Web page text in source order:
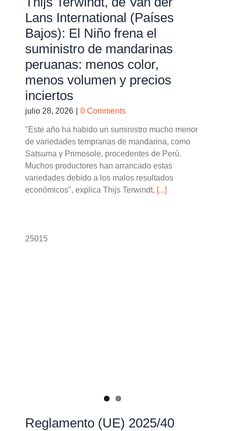
Lans International (Países
Bajos): El Niño frena el
suministro de mandarinas
peruanas: menos color,
menos volumen y precios
inciertos
julio 28, 2026 0 Comments
"Este año ha habido un suministro mucho menor
de variedades tempranas de mandarina, como
Satsuma y Primosole, procedentes de Perú.
Muchos productores han arrancado estas
variedades debido a los malos resultados
económicos", explica Thijs Terwindt, [...]
25015
Reglamento (UE) 2025/40